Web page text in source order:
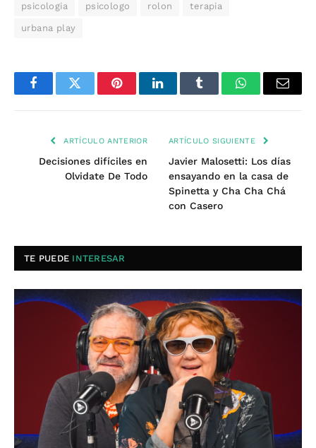
psicologia psicologo rolon terapia
urbana play
FacebookTwitter PinterestLinkedInTumblr WhatsAppEmail
ARTÍCULO ANTERIOR
Decisiones difíciles en
Olvidate De Todo
ARTÍCULO SIGUIENTE
Javier Malosetti: Los días
ensayando en la casa de
Spinetta y Cha Cha Chá
con Casero
TE PUEDE INTERESAR